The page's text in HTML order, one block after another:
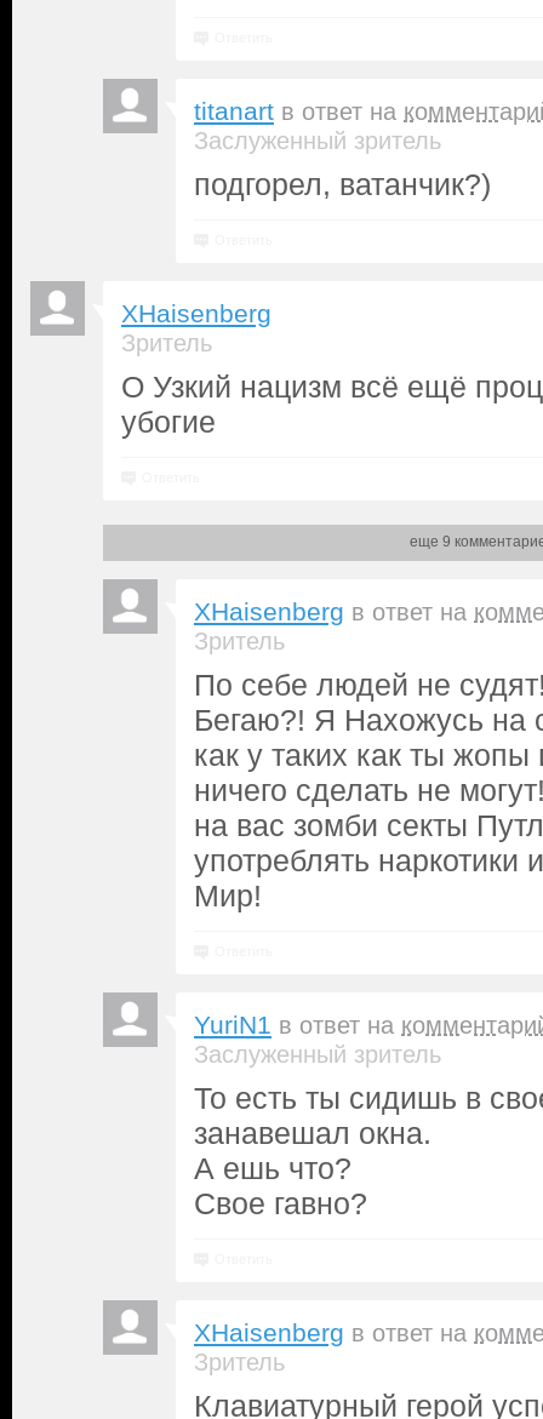
titanart в ответ на
Заслуженный зритель
подгорел, ватанчик?)
XHaisenberg
Зритель
О Узкий нацизм всё ещё
убогие
еще 9
XHaisenberg в ответ на
Зритель
По себе людей не
Бегаю?! Я Нахожусь на
как у таких как ты жопы
ничего сделать не
на вас зомби секты
употреблять наркотики
Мир!
YuriN1 в ответ на
Заслуженный зритель
То есть ты сидишь в
занавешал окна.
А ешь что?
Свое гавно?
XHaisenberg в ответ на
Зритель
Клавиатурный герой